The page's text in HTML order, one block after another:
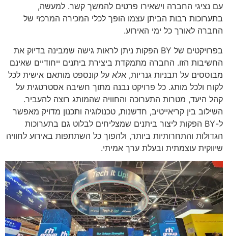
עם נציגי החברה וישאירו פרטים להמשך קשר. למעשה,
בתערוכות רבות הביתן עצמו הופך לכלי המכירה המרכזי של
החברה לאורך כל ימי האירוע.
בפרויקטים של BY הפקות ניתן לראות גישה שמבינה בדיוק את
החשיבות הזו. החברה מתמקדת ביצירת ביתנים ייחודיים שאינם
מבוססים על תבניות גנריות, אלא על קונספט מותאם אישית לכל
לקוח ולכל מותג. כל פרויקט נבנה מתוך חשיבה אסטרטגית על
קהל היעד, מטרות התערוכה והחוויה שהמותג רוצה להעביר.
השילוב בין קריאייטיב, חדשנות, טכנולוגיה ותכנון מדויק מאפשר
ל-BY הפקות ליצור ביתנים שמצליחים לבלוט גם בתערוכות
הגדולות והתחרותיות ביותר, ולהפוך כל השתתפות באירוע לחוויה
שיווקית עוצמתית ובעלת ערך אמיתי.